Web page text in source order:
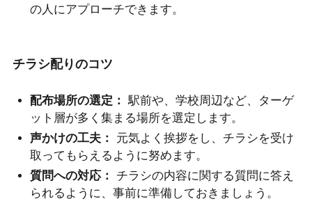
の人にアプローチできます。
チラシ配りのコツ
配布場所の選定： 駅前や、学校周辺など、ターゲ
ット層が多く集まる場所を選定します。
声かけの工夫：
元気よく挨拶をし、チラシを受け
取ってもらえるように努めます。
質問への対応：
チラシの内容に関する質問に答え
られるように、事前に準備しておきましょう。